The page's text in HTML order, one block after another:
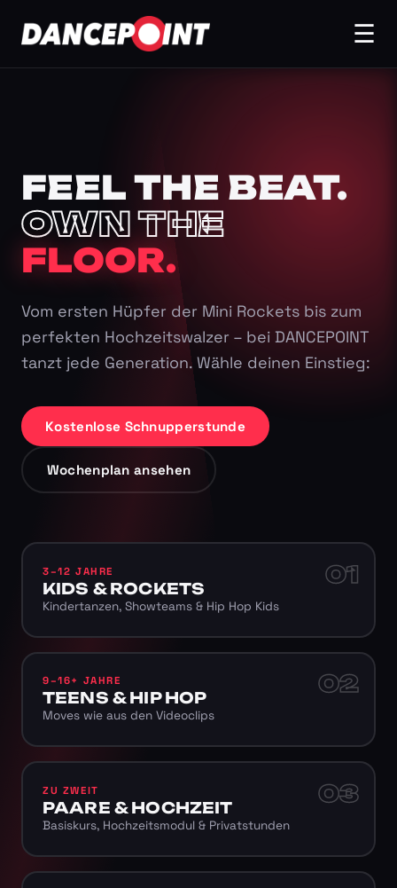
☰
FEEL THE BEAT.
OWN THE
FLOOR.
Vom ersten Hüpfer der Mini Rockets bis zum
perfekten Hochzeitswalzer – bei DANCEPOINT
tanzt jede Generation. Wähle deinen Einstieg:
Kostenlose Schnupperstunde
Wochenplan ansehen
01
3–12 JAHRE
KIDS & ROCKETS
Kindertanzen, Showteams & Hip Hop Kids
02
9–16+ JAHRE
TEENS & HIP HOP
Moves wie aus den Videoclips
03
ZU ZWEIT
PAARE & HOCHZEIT
Basiskurs, Hochzeitsmodul & Privatstunden